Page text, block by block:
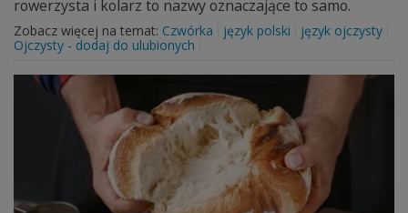
rowerzysta i kolarz to nazwy oznaczające to samo.
Zobacz więcej na temat: Czwórka język polski
język ojczysty
Ojczysty - dodaj do ulubionych